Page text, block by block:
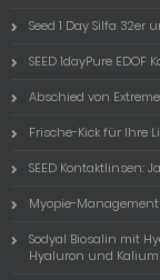
Seed 1 Day Silfa
SEED 1dayPure
Abschied von
Frische-Kick für Ihre
SEED Kontaktlinsen:
Myopie-
Sodyal Biosalin mit
Hyaluron und Kalium